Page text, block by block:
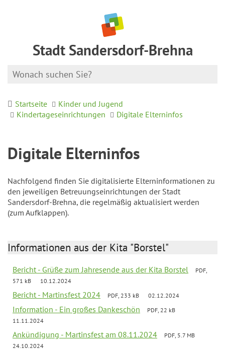
Stadt Sandersdorf-Brehna
Startseite
Kinder und Jugend
Kindertageseinrichtungen
Digitale Elterninfos
Digitale Elterninfos
Nachfolgend finden Sie digitalisierte Elterninformationen zu
den jeweiligen Betreuungseinrichtungen der Stadt
Sandersdorf-Brehna, die regelmäßig aktualisiert werden
(zum Aufklappen).
Informationen aus der Kita "Borstel"
Bericht - Grüße zum Jahresende aus der Kita Borstel
PDF,
571 kB
10.12.2024
Bericht - Martinsfest 2024 PDF, 233 kB 02.12.2024
Information - Ein großes Dankeschön
PDF, 22 kB
11.11.2024
Ankündigung - Martinsfest am 08.11.2024
PDF, 5.7 MB
24.10.2024